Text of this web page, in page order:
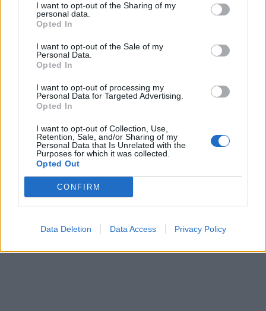
I want to opt-out of the Sharing of my
personal data.
Opted In
I want to opt-out of the Sale of my
Personal Data.
Opted In
I want to opt-out of processing my
Personal Data for Targeted Advertising.
Opted In
I want to opt-out of Collection, Use,
Retention, Sale, and/or Sharing of my
Personal Data that Is Unrelated with the
Purposes for which it was collected.
Opted Out
CONFIRM
Data Deletion Data Access Privacy Policy
Όσον αφορά την είδηση ότι ο Μάριος
Αθανασίουδούλεψε, φέτος, στην οικοδομή,
υπογράμμισε πως, φυσικά το γνώριζε η ίδια.
Και πώς το σχολιάζει: «Ήταν μία απόφαση
έκανα παιδί με αυτόν τον άνθρωπο, έχει από
κάπου να πάρει».
«Δεν ξέρουμε εάν μεγαλώνουμε σωστά το γιο
μας» πρόσθεσε. «Έχουμε κάνει και λάθη και
σωστά. Όταν ρώτησα τον γιο μου που μου είπε
ότι "δεν είμαι κανονική μαμά", αν θα ήθελε μία
μητέρα όπως των φίλων μου, μου είπε όχι".»,